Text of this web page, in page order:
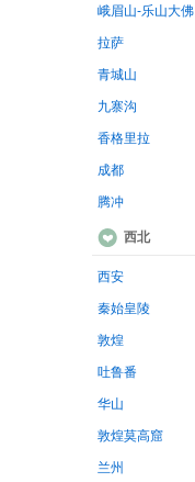
峨眉山-乐山大佛
拉萨
青城山
九寨沟
香格里拉
成都
腾冲
西北
西安
秦始皇陵
敦煌
吐鲁番
华山
敦煌莫高窟
兰州